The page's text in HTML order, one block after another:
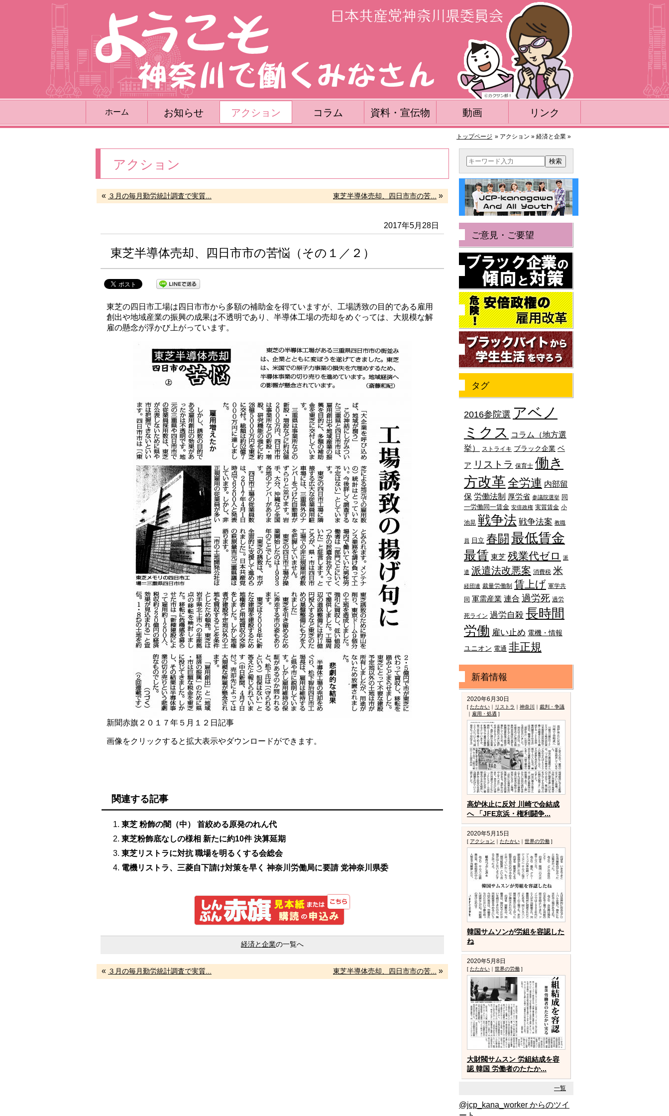
ホーム お知らせ アクション コラム 資料・宣伝物 動画 リンク
トップページ » アクション » 経済と企業 »
アクション
« ３月の毎月勤労統計調査で実質... 東芝半導体売却、四日市市の苦... »
2017年5月28日
東芝半導体売却、四日市市の苦悩（その１／２）
東芝の四日市工場は四日市市から多額の補助金を得ていますが、工場誘致の目的である雇用
創出や地域産業の振興の成果は不透明であり、半導体工場の売却をめぐっては、大規模な解
雇の懸念が浮かび上がっています。
新聞赤旗２０１７年５月１２日記事
画像をクリックすると拡大表示やダウンロードができます。
関連する記事
東芝 粉飾の闇（中） 首絞める原発のれん代
東芝粉飾底なしの様相 新たに約10件 決算延期
東芝リストラに対抗 職場を明るくする会総会
電機リストラ、三菱自下請け対策を早く 神奈川労働局に要請 党神奈川県委
しんぶん赤旗 見本紙または購読の申込み
経済と企業の一覧へ
« ３月の毎月勤労統計調査で実質... 東芝半導体売却、四日市市の苦... »
ご意見・ご要望
タグ
2016参院選 アベノ
ミクス
コラム（地方選
挙）
ストライキ ブラック企業 ベ
ア リストラ 保育士 働き
方改革全労連 内部留
保 労働法制 厚労省 参議院選挙 同
一労働同一賃金 安倍政権 実質賃金 小
池晃 戦争法 戦争法案 教職
員 日立 春闘 最低賃金
最賃 東芝 残業代ゼロ 派
遣 派遣法改悪案 消費税 米
経団連 裁量労働制 賃上げ 軍学共
同 軍需産業 連合 過労死 過労
死ライン 過労自殺 長時間
労働 雇い止め 電機・情報
ユニオン 電通 非正規
新着情報
2020年6月30日
[ たたかい ｜ リストラ ｜ 神奈川 ｜ 裁判・争議
｜ 雇用・処遇 ]
高炉休止に反対 川崎で会結成
へ 「JFE京浜・権利闘争...
2020年5月15日
[ アクション ｜ たたかい ｜ 世界の労働 ]
韓国サムソンが労組を容認した
ね
2020年5月8日
[ たたかい ｜ 世界の労働 ]
大財閥サムスン 労組結成を容
認 韓国 労働者のたたか...
一覧
@jcp_kana_worker からのツイ